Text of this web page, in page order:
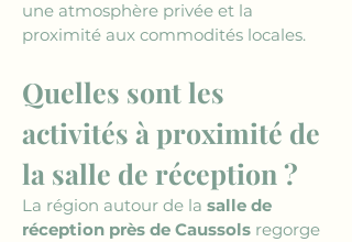
une atmosphère privée et la
proximité aux commodités locales.
Quelles sont les
activités à proximité de
la salle de réception ?
La région autour de la salle de
réception près de Caussols regorge